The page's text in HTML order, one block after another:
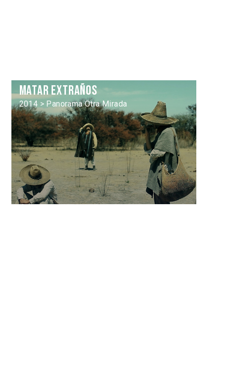
Matar extraños
2014 > Panorama Otra Mirada